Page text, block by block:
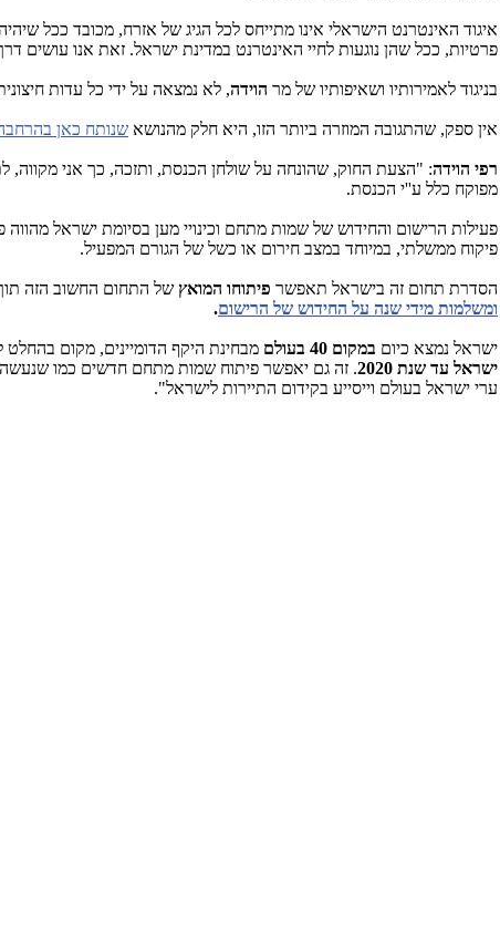
איגוד האינטרנט הישראלי אינו מתייחס לכל הגיג של אזרח, מכובד ככל
פרטיות, ככל שהן נוגעות לחיי האינטרנט במדינת ישראל. זאת אנו
בניגוד לאמירותיו ושאיפותיו של מר הוידה, לא נמצאה על ידי כל עדות
אין ספק, שהתגובה המוזרה ביותר הזו, היא חלק מהנושא שנותח כאן
רפי הוידה: "הצעת החוק, שהונחה על שולחן הכנסת, ותזכה, כך אני מקווה,
מפוקח כלל ע''י הכנסת.
פעילות הרישום והחידוש של שמות מתחם וכינויי מען בסיומת ישראל
פיקוח ממשלתי, במיוחד במצב חירום או כשל של הגורם המפעיל.
הסדרת תחום זה בישראל תאפשר פיתוחו המואץ של התחום החשוב הזה
ומשלמות מידי שנה על החידוש של הרישום.
ישראל נמצא כיום במקום 40 בעולם מבחינת היקף הדומיינים, מקום
ישראל עד שנת 2020
. זה גם יאפשר פיתוח שמות מתחם חדשים כמו
ערי ישראל בעולם וייסייע בקידום התיירות לישראל".